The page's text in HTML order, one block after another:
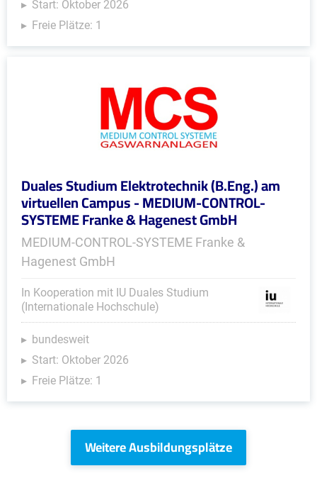
Start: Oktober 2026
Freie Plätze: 1
Duales Studium Elektrotechnik (B.Eng.) am
virtuellen Campus - MEDIUM-CONTROL-
SYSTEME Franke & Hagenest GmbH
MEDIUM-CONTROL-SYSTEME Franke &
Hagenest GmbH
In Kooperation mit IU Duales Studium
(Internationale Hochschule)
bundesweit
Start: Oktober 2026
Freie Plätze: 1
Weitere Ausbildungsplätze